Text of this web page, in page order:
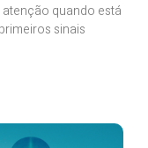
quando está
sinais